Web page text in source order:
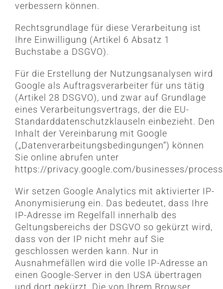
verbessern können.
Rechtsgrundlage für diese Verarbeitung ist
Ihre Einwilligung (Artikel 6 Absatz 1
Buchstabe a DSGVO).
Für die Erstellung der Nutzungsanalysen wird
Google als Auftragsverarbeiter für uns tätig
(Artikel 28 DSGVO), und zwar auf Grundlage
eines Verarbeitungsvertrags, der die EU-
Standarddatenschutzklauseln einbezieht. Den
Inhalt der Vereinbarung mit Google
(„Datenverarbeitungsbedingungen“) können
Sie online abrufen unter
https://privacy.google.com/businesses/
Wir setzen Google Analytics mit aktivierter IP-
Anonymisierung ein. Das bedeutet, dass Ihre
IP-Adresse im Regelfall innerhalb des
Geltungsbereichs der DSGVO so gekürzt wird,
dass von der IP nicht mehr auf Sie
geschlossen werden kann. Nur in
Ausnahmefällen wird die volle IP-Adresse an
einen Google-Server in den USA übertragen